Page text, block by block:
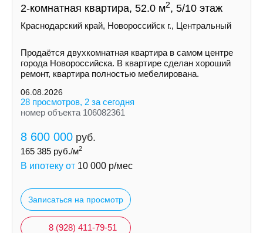
2-комнатная квартира, 52.0 м2, 5/10 этаж
Краснодарский край, Новороссийск г., Центральный
Продаётся двухкомнатная квартира в самом центре
города Новороссийска. В квартире сделан хороший
ремонт, квартира полностью мебелирована.
06.08.2026
28 просмотров, 2 за сегодня
номер объекта 106082361
8 600 000 руб.
165 385 руб./м2
В ипотеку от 10 000 р/мес
Записаться на просмотр
8 (928) 411-79-51